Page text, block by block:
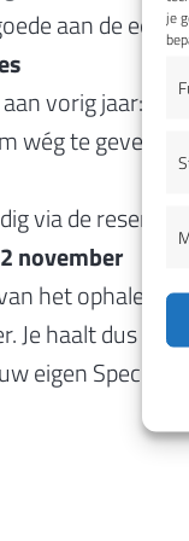
je
aan de
vorig jaar:
wég te geven.
via de
november
het ophalen
Je haalt dus
eigen Special